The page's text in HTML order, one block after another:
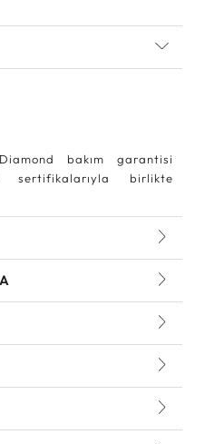
bakım garantisi
sertifikalarıyla birlikte